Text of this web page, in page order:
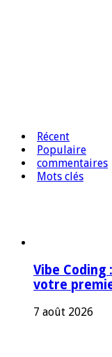
Récent
Populaire
commentaires
Mots clés
Vibe
votre
7 août 2026